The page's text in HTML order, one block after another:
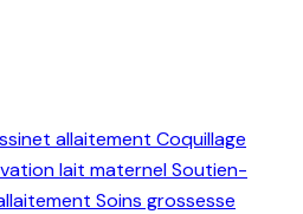
allaitement Coquillage
lait maternelSoutien-
Soins grossesse